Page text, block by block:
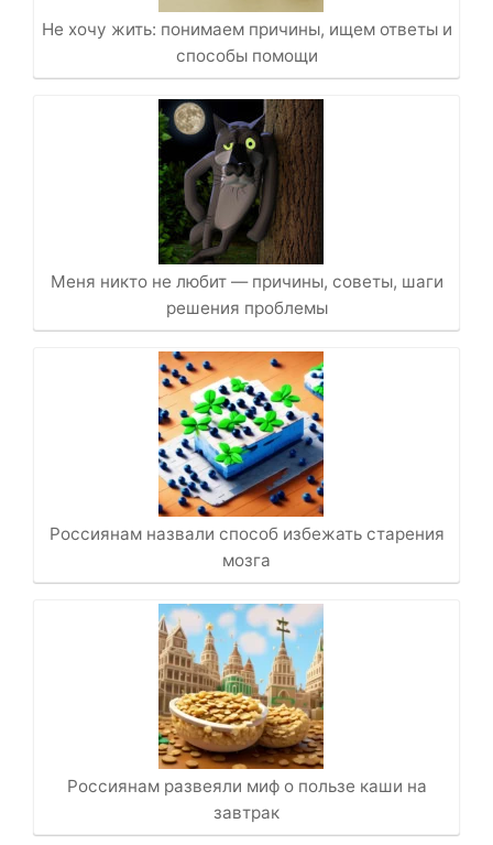
Не хочу жить: понимаем причины, ищем ответы и
способы помощи
Меня никто не любит — причины, советы, шаги
решения проблемы
Россиянам назвали способ избежать старения
мозга
Россиянам развеяли миф о пользе каши на
завтрак